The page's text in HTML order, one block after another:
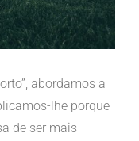
abordamos a
lhe porque
de ser mais